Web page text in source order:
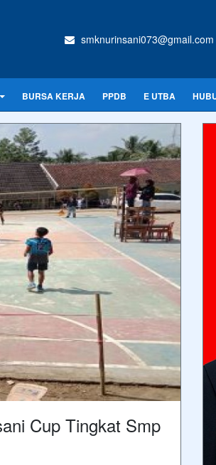
smknurinsani073@gmail.com
BURSA KERJA PPDB E UTBA
Cup Tingkat Smp